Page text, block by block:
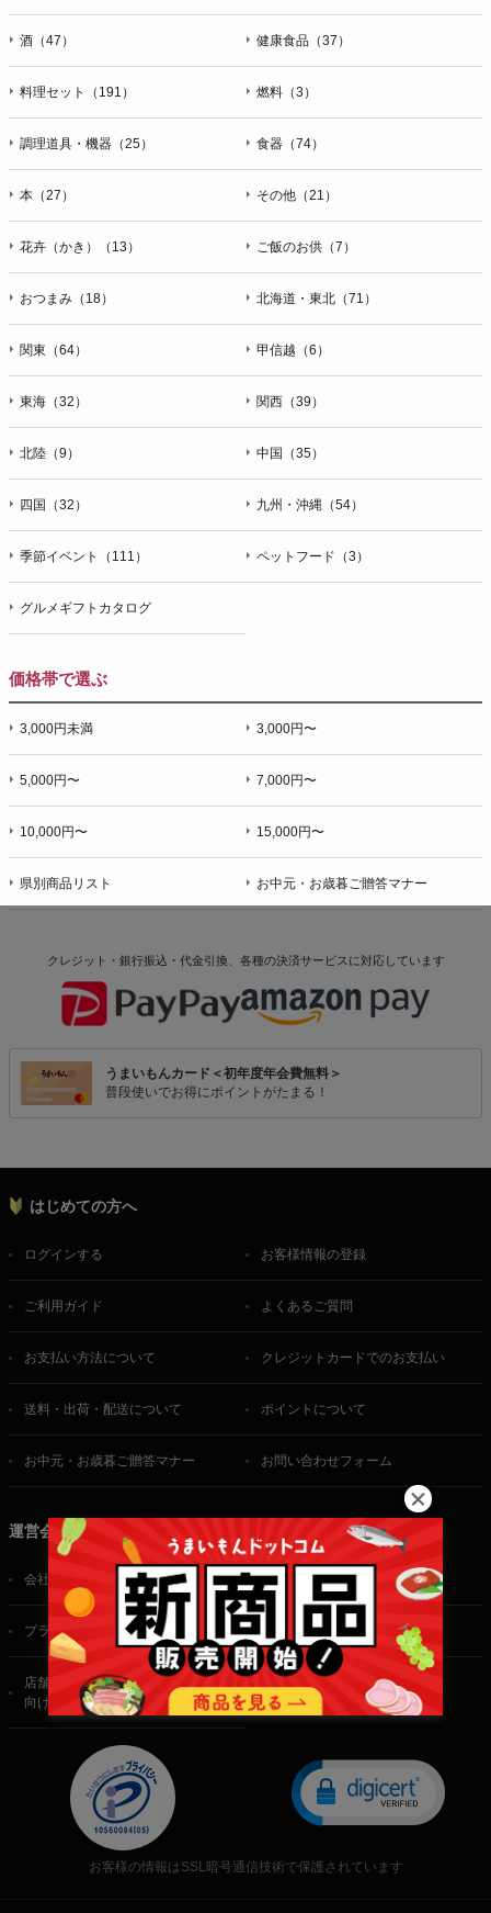
酒（47） 健康食品（37）
料理セット（191） 燃料（3）
調理道具・機器（25） 食器（74）
本（27） その他（21）
花卉（かき）（13） ご飯のお供（7）
おつまみ（18） 北海道・東北（71）
関東（64） 甲信越（6）
東海（32） 関西（39）
北陸（9） 中国（35）
四国（32） 九州・沖縄（54）
季節イベント（111） ペットフード（3）
グルメギフトカタログ
価格帯で選ぶ
3,000円未満 3,000円〜
5,000円〜 7,000円〜
10,000円〜 15,000円〜
県別商品リスト お中元・お歳暮ご贈答マナー
クレジット・銀行振込・代金引換、各種の決済サービスに対応しています
うまいもんカード＜初年度年会費無料＞
普段使いでお得にポイントがたまる！
はじめての方へ
ログインする お客様情報の登録
ご利用ガイド よくあるご質問
お支払い方法について クレジットカードでのお支払い
送料・出荷・配送について ポイントについて
お中元・お歳暮ご贈答マナー お問い合わせフォーム
運営会社
会社概要 ご利用規約
プライバシーポリシー 特定商取引法に基づく表記
店舗・法人・生産者様
向けのお問い合わせ
お客様の情報はSSL暗号通信技術で保護されています